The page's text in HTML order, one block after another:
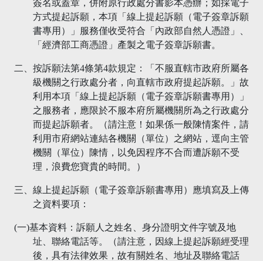
簽名或蓋章，併附原行政處分書影本憑辦；如採電子
方式提起訴願，本項「線上提起訴願（電子簽章訴願
書專用）」服務僅收受符合「內政部自然人憑證」、
「經濟部工商憑證」產製之電子簽章訴願書。
二、按訴願法第4條第4款規定：「不服直轄市政府所屬各
級機關之行政處分者，向直轄市政府提起訴願。」故
利用本項「線上提起訴願（電子簽章訴願書專用）」
之服務者，應限於不服本府所屬機關所為之行政處分
而提起訴願者。（請注意！如果係一般陳情案件，請
利用市府網站連結各機關（單位）之網站，逕向主管
機關（單位）陳情，以免因程序不合而遭訴願不受
理，浪費您寶貴的時間。）
三、線上提起訴願（電子簽章訴願書專用）應填寫及上傳
之資料要項：
(一)基本資料：訴願人之姓名、身分證明文件字號及地
址、聯絡電話等。（請注意，因線上提起訴願經受理
後，具有法律效果，故有關姓名、地址及聯絡電話